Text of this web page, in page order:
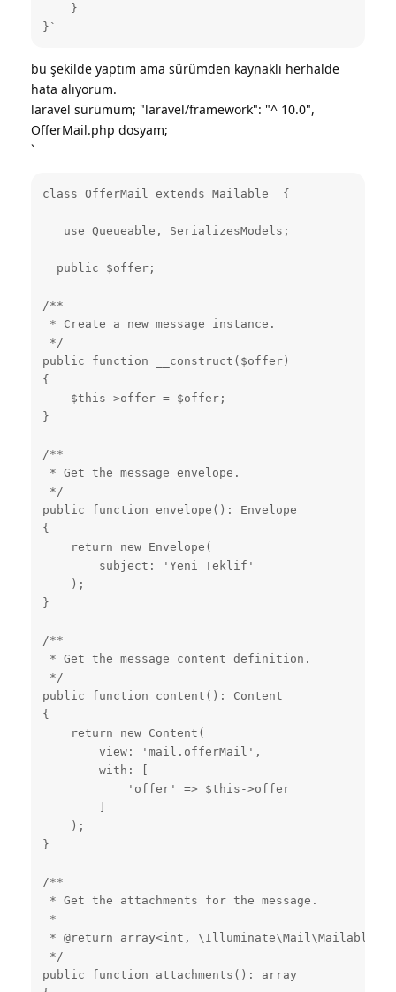
    }
}`
bu şekilde yaptım ama sürümden kaynaklı herhalde
hata alıyorum.
laravel sürümüm; "laravel/framework": "^ 10.0",
OfferMail.php dosyam;
`
class OfferMail extends Mailable  {
   use Queueable, SerializesModels;
  public $offer;
/**
* Create a new message instance.
*/
public function __construct($offer)
{
    $this->offer = $offer;
}
/**
* Get the message envelope.
*/
public function envelope(): Envelope
{
    return new Envelope(
        subject: 'Yeni Teklif'
    );
}
/**
* Get the message content definition.
*/
public function content(): Content
{
    return new Content(
        view: 'mail.offerMail',
        with: [
            'offer' => $this->offer
    );
}
/**
* Get the attachments for the message.
*
* @return array<int,
*/
public function attachments(): array